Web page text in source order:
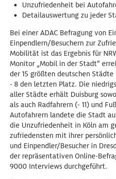
Unzufriedenheit bei
Detailauswertung zu jeder
Bei einer ADAC Befragung von
Einpendlern/Besuchern zur
Mobilität ist das Ergebnis für
Monitor „Mobil in der Stadt“
der 15 größten deutschen
- 8 den letzten Platz. Die
aller Städte erhält Duisburg
als auch Radfahrern (- 11) und
Autofahrern landete die Stadt
die Unzufriedenheit in Köln am
zufriedensten mit ihrer
und Einpendler/Besucher in
der repräsentativen Online-
9000 Interviews durchgeführt.